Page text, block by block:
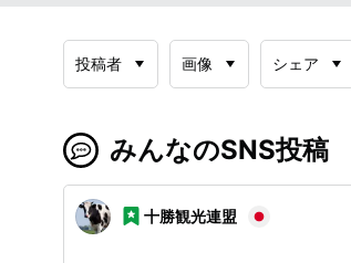
投稿者 画像 シェア
みんなのSNS投稿
十勝観光連盟